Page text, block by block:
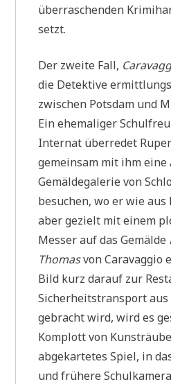
überraschenden
setzt.
Der zweite Fall,
die Detektive
zwischen Potsdam und
Ein ehemaliger
Internat überredet
gemeinsam mit ihm
Gemäldegalerie von
besuchen, wo er wie
aber gezielt mit einem
Messer auf das Gemälde
Thomasvon Caravaggio
Bild kurz darauf zur
Sicherheitstransport aus
gebracht wird, wird es
Komplott von
abgekartetes Spiel, in
und frühere